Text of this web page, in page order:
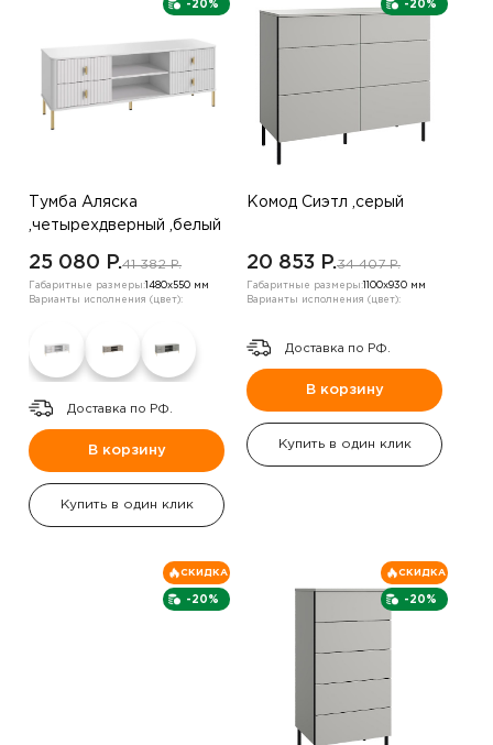
-20%
Тумба Аляска
,четырехдверный ,белый
25 080 P.41 382 P.
Габаритные размеры: 1480х550 мм
Варианты исполнения (цвет):
Доставка по РФ.
В корзину
Купить в один клик
-20%
Комод Сиэтл ,серый
20 853 P.34 407 P.
Габаритные размеры: 1100х930 мм
Варианты исполнения (цвет):
Доставка по РФ.
В корзину
Купить в один клик
-20%
СКИДКА
-20%
СКИДКА